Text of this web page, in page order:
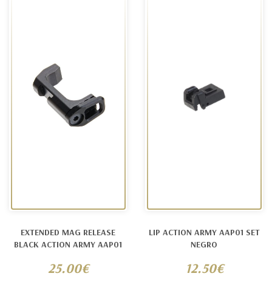
EXTENDED MAG RELEASE
BLACK ACTION ARMY AAP01
25.00€
LIP ACTION ARMY AAP01 SET
NEGRO
12.50€